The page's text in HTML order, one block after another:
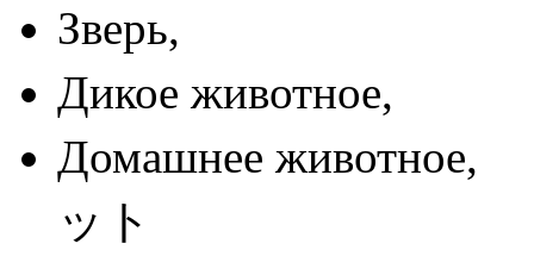
Зверь,
Дикое животное,
Домашнее
ット